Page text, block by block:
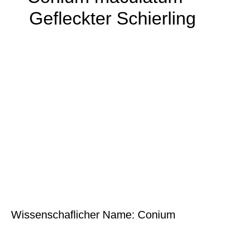
Gefleckter Schierling
Wissenschaflicher Name: Conium